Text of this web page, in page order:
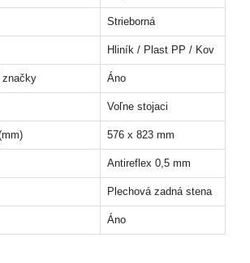
Strieborná
Hliník / Plast PP / Kov
značky Áno
Voľne stojaci
576 x 823 mm
Antireflex 0,5 mm
Plechová zadná stena
Áno